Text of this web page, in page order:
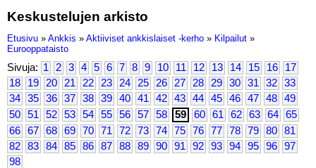
Keskustelujen arkisto
Etusivu » Ankkis » Aktiiviset ankkislaiset -kerho » Kilpailut »
Eurooppataisto
Sivuja: 1 2 3 4 5 6 7 8 9 10 11 12 13 14 15 16
17
18
19 20 21 22 23 24 25 26 27 28 29 30 31 32
33
34
35 36 37 38 39 40 41 42 43 44 45 46 47 48
49
50
51 52 53 54 55 56 57 58 59 60 61 62 63 64
65
66
67 68 69 70 71 72 73 74 75 76 77 78 79 80
81
82
83 84 85 86 87 88 89 90 91 92 93 94 95 96
97
98